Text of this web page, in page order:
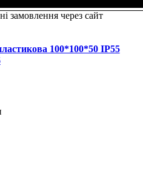
замовлення через сайт
100*100*50 IP55